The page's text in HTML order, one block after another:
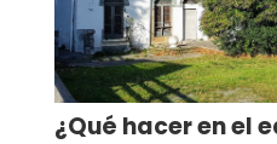
¿Qué hacer en el